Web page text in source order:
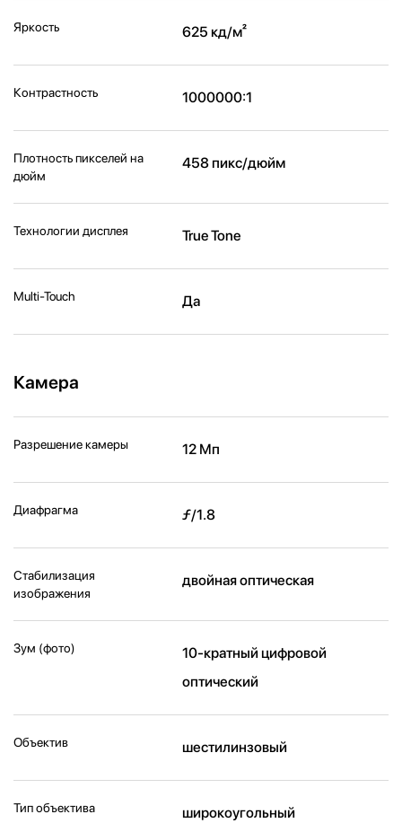
Яркость 625 кд/м²
Контрастность 1000000:1
Плотность пикселей на
дюйм
458 пикс/дюйм
Технологии дисплея True Tone
Multi-Touch Да
Камера
Разрешение камеры 12 Мп
Диафрагма ƒ/1.8
Стабилизация
изображения
двойная оптическая
Зум (фото)
10-кратный цифровой
оптический
Объектив шестилинзовый
Тип объектива
широкоугольный